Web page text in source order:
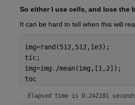
     m = 2
     n = 3
     pr = 7febce7bf6a0
         0.9777    0.4152    0.7182
So either I use cells, and lose the
It can be hard to tell when this will
img=rand(512,512,1e3);
tic;
img=img./mean(img,[1,2]);
toc
Elapsed time is 0.242101